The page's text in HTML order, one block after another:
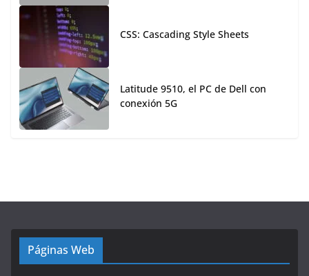
CSS: Cascading Style Sheets
Latitude 9510, el PC de Dell con
conexión 5G
Páginas Web